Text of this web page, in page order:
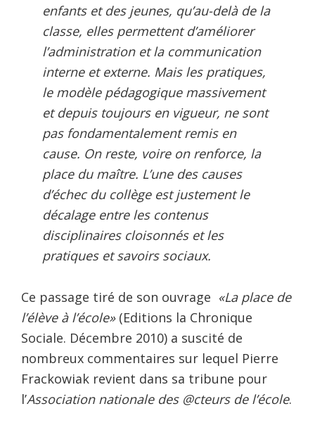
enfants et des jeunes, qu’au-delà de la
classe, elles permettent d’améliorer
l’administration et la communication
interne et externe. Mais les pratiques,
le modèle pédagogique massivement
et depuis toujours en vigueur, ne sont
pas fondamentalement remis en
cause. On reste, voire on renforce, la
place du maître. L’une des causes
d’échec du collège est justement le
décalage entre les contenus
disciplinaires cloisonnés et les
pratiques et savoirs sociaux.
Ce passage tiré de son ouvrage «La place de
l’élève à l’école»(Editions la Chronique
Sociale. Décembre 2010) a suscité de
nombreux commentaires sur lequel Pierre
Frackowiak revient dans sa tribune pour
l’Association nationale des @cteurs de l’école.